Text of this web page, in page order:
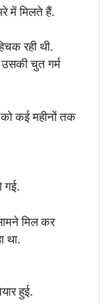
में मिलते हैं.
रही थी.
चुत गर्म
कई महीनों तक
गई.
मिल कर
था.
हुई.